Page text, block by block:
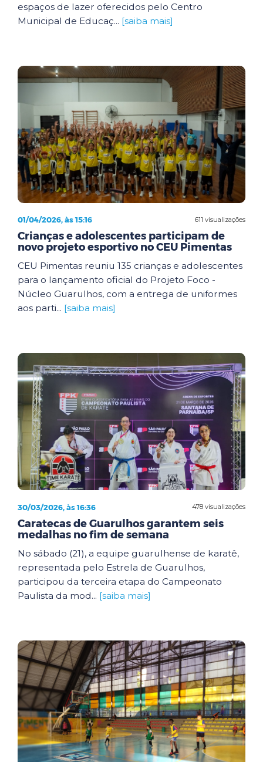
espaços de lazer oferecidos pelo Centro
Municipal de Educaç... [saiba mais]
611 visualizações
01/04/2026, às 15:16
Crianças e adolescentes participam de
novo projeto esportivo no CEU Pimentas
CEU Pimentas reuniu 135 crianças e adolescentes
para o lançamento oficial do Projeto Foco -
Núcleo Guarulhos, com a entrega de uniformes
aos parti... [saiba mais]
478 visualizações
30/03/2026, às 16:36
Caratecas de Guarulhos garantem seis
medalhas no fim de semana
No sábado (21), a equipe guarulhense de karatê,
representada pelo Estrela de Guarulhos,
participou da terceira etapa do Campeonato
Paulista da mod... [saiba mais]